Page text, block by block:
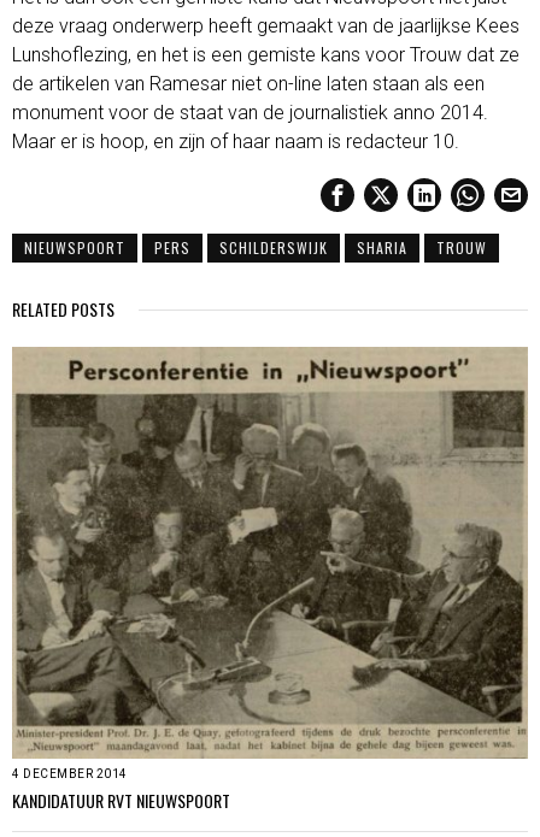
deze vraag onderwerp heeft gemaakt van de jaarlijkse Kees
Lunshoflezing, en het is een gemiste kans voor Trouw dat ze
de artikelen van Ramesar niet on-line laten staan als een
monument voor de staat van de journalistiek anno 2014.
Maar er is hoop, en zijn of haar naam is redacteur 10.
NIEUWSPOORT PERS SCHILDERSWIJK SHARIA TROUW
RELATED POSTS
4 DECEMBER 2014
KANDIDATUUR RVT NIEUWSPOORT